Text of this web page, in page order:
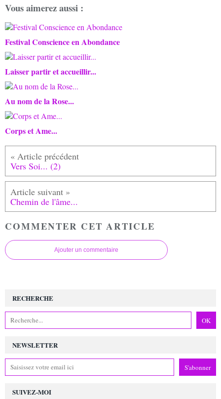
Vous aimerez aussi :
Festival Conscience en Abondance
Laisser partir et accueillir...
Au nom de la Rose...
Corps et Ame...
Vers Soi... (2)
Chemin de l'âme...
COMMENTER CET ARTICLE
Ajouter un commentaire
NEWSLETTER
SUIVEZ-MOI
RECHERCHE